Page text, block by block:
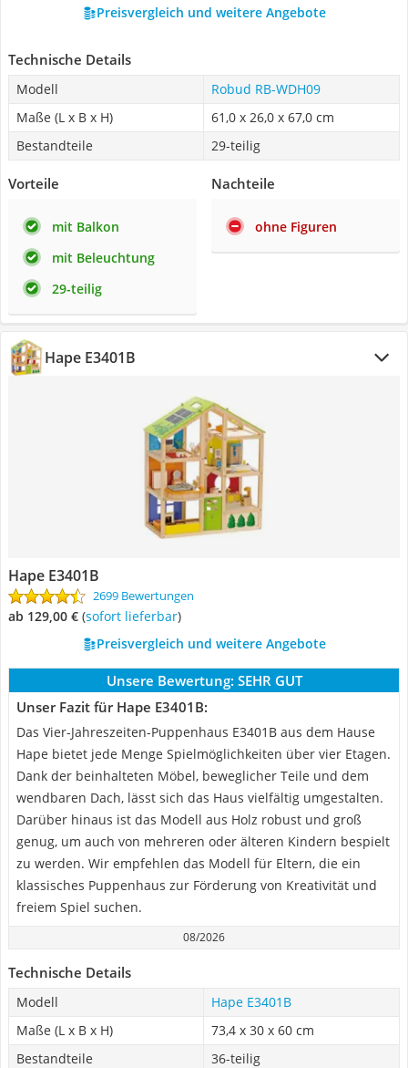
Preisvergleich und weitere Angebote
Technische Details
Modell
Robud ‎RB-WDH09
Maße (L x B x H)
61,0 x 26,0 x 67,0 cm
Bestandteile
29-teilig
Vorteile
mit Balkon
mit Beleuchtung
29-teilig
Nachteile
ohne Figuren
Hape ‎E3401B
Hape ‎E3401B
2699 Bewertungen
ab 129,00 € ( Sofort lieferbar)
Preisvergleich und weitere Angebote
Unsere Bewertung: SEHR GUT
Unser Fazit für Hape ‎E3401B:
Das Vier-Jahreszeiten-Puppenhaus E3401B aus dem Hause
Hape bietet jede Menge Spielmöglichkeiten über vier Etagen.
Dank der beinhalteten Möbel, beweglicher Teile und dem
wendbaren Dach, lässt sich das Haus vielfältig umgestalten.
Darüber hinaus ist das Modell aus Holz robust und groß
genug, um auch von mehreren oder älteren Kindern bespielt
zu werden. Wir empfehlen das Modell für Eltern, die ein
klassisches Puppenhaus zur Förderung von Kreativität und
freiem Spiel suchen.
08/2026
Technische Details
Modell
Hape ‎E3401B
Maße (L x B x H)
73,4 x 30 x 60 cm
Bestandteile
36-teilig